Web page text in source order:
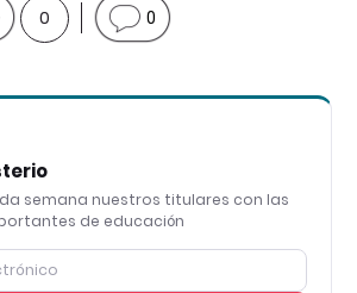
0 0
semana nuestros titulares con las
de educación